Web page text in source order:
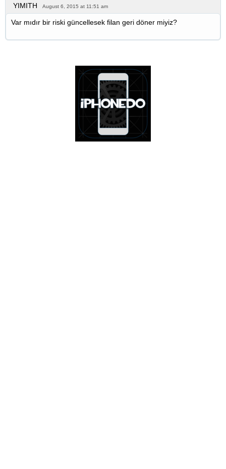
YIMITH August 6, 2015 at 11:51 am
Var mıdır bir riski güncellesek filan geri döner miyiz?